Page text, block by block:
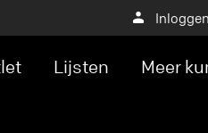
Lijsten Meer